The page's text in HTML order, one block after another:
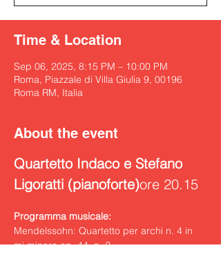
Time & Location
Sep 06, 2025, 8:15 PM – 10:00 PM
Roma, Piazzale di Villa Giulia 9, 00196
Roma RM, Italia
About the event
Quartetto Indaco e Stefano
Ligoratti (pianoforte)ore 20.15
Programma musicale:
Mendelssohn: Quartetto per archi n. 4 in
mi minore op. 44, n. 2